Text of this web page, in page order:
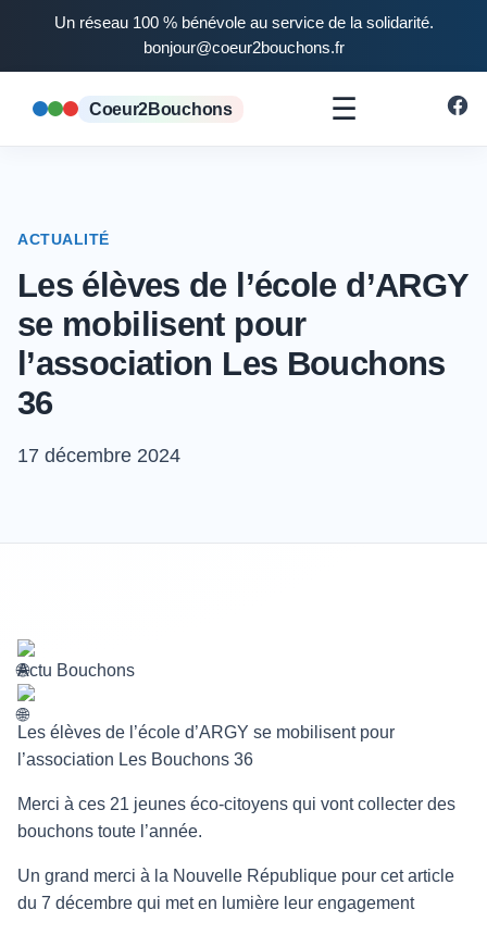
Un réseau 100 % bénévole au service de la solidarité.
bonjour@coeur2bouchons.fr
Coeur2Bouchons ☰
ACTUALITÉ
Les élèves de l’école d’ARGY
se mobilisent pour
l’association Les Bouchons
36
17 décembre 2024
Actu Bouchons
Les élèves de l’école d’ARGY se mobilisent pour
l’association Les Bouchons 36
Merci à ces 21 jeunes éco-citoyens qui vont collecter des
bouchons toute l’année.
Un grand merci à la Nouvelle République pour cet article
du 7 décembre qui met en lumière leur engagement